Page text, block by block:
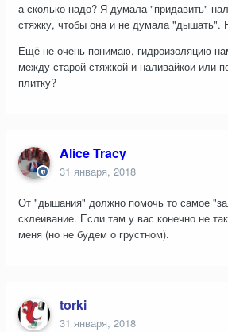
а сколько надо? Я думала "придавить"
стяжку, чтобы она и не думала "дышать".
Ещё не очень понимаю, гидроизоляцию
между старой стяжкой и наливайкои или
плитку?
Alice Tracy
31 января, 2018
От "дышания" должно помочь то самое
склеивание. Если там у вас конечно не
меня (но не будем о грустном).
torki
31 января, 2018